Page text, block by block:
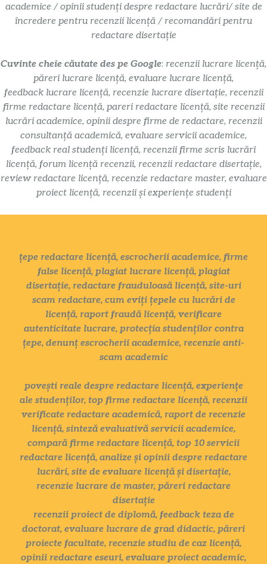
academice / opinii studenți despre redactare lucrări/ site de
încredere pentru recenzii licență / recomandări pentru
redactare disertație
Cuvinte cheie căutate des pe Google: recenzii lucrare licență,
păreri lucrare licență, evaluare lucrare licență,
feedback lucrare licență, recenzie lucrare disertație, recenzii
firme redactare licență, pareri redactare licență, site recenzii
lucrări academice, opinii despre firme de redactare, recenzii
consultanță academică, evaluare servicii academice,
feedback real studenți licență, recenzii firme scris lucrări
licență, forum licență recenzii, recenzii redactare disertație,
review redactare licență, recenzie redactare master, evaluare
proiect licență, recenzii și experiențe studenți
țepe redactare licență, escrocherii academice, firme
false licență, plagiat lucrare licență, plagiat
disertație, redactare frauduloasă licență, site-uri
scam redactare, cum eviți țepele cu lucrări de
licență, raport fraudă licență, verificare
autenticitate lucrare, protecția studenților contra
țepe, denunț escrocherii academice, recenzie anti-
scam academic
povești reale despre redactare licență, experiențe
ale studenților, top firme redactare licență, recenzii
verificate redactare academică, raport de recenzie
licență, sinteză evaluativă servicii academice,
compară firme redactare licență, top 10 servicii
redactare licență, analize și opinii despre redactare
lucrări, site de evaluare licență și disertație,
recenzie lucrare de master, păreri redactare
disertație
recenzii proiect de diplomă, feedback teza de
doctorat, evaluare lucrare de grad didactic, păreri
proiecte facultate, recenzie studiu de caz licență,
opinii redactare eseuri, evaluare proiect academic,